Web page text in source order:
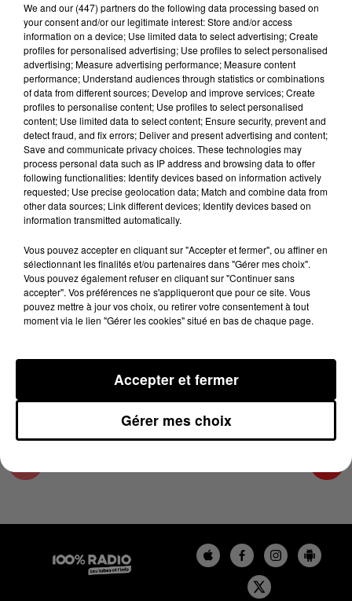
Lecture (2 min 22 sec)
100%
100% Radio les infos de l'Ariege
20 mars 2024 - 2 min 22 sec
LES INFOS DE L'ARIEGE DU 20/03/2024 À
10H00
Podcasts infos de l'Ariège
We and our (447) partnersdo the following data processing based on
your consent and/or our legitimate interest: Store and/or access
information on a device; Use limited data to select advertising; Create
profiles for personalised advertising; Use profiles to select personalised
advertising; Measure advertising performance; Measure content
performance; Understand audiences through statistics or combinations
of data from different sources; Develop and improve services; Create
profiles to personalise content; Use profiles to select personalised
content; Use limited data to select content; Ensure security, prevent and
detect fraud, and fix errors; Deliver and present advertising and content;
Save and communicate privacy choices. These technologies may
process personal data such as IP address and browsing data to offer
following functionalities: Identify devices based on information actively
requested; Use precise geolocation data; Match and combine data from
other data sources; Link different devices; Identify devices based on
information transmitted automatically.
Vous pouvez accepter en cliquant sur "Accepter et fermer", ou affiner en
sélectionnant les finalités et/ou partenaires dans "Gérer mes choix".
Vous pouvez également refuser en cliquant sur "Continuer sans
accepter". Vos préférences ne s'appliqueront que pour ce site. Vous
pouvez mettre à jour vos choix, ou retirer votre consentement à tout
moment via le lien "Gérer les cookies" situé en bas de chaque page.
Gérer mes choix
Accepter et fermer